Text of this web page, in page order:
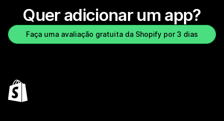
Quer adicionar um app?
Faça uma avaliação gratuita da Shopify por 3 dias